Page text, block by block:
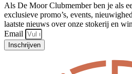
Als De Moor Clubmember ben je als
exclusieve promo’s, events,
laatste nieuws over onze stokerij en
Email
Inschrijven